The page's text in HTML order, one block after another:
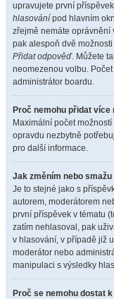
upravujete první
hlasování pod hlavním
zřejmě nemáte oprávnění
pak alespoň dvě
Přidat odpověď. Můžete
neomezenou volbu.
administrátor boardu.
Proč nemohu přidat
Maximální počet
opravdu nezbytně
pro další informace.
Jak změním nebo
Je to stejné jako s
autorem, moderátorem
první příspěvek v tématu
zatím nehlasoval, pak
v hlasování, v případě již
moderátor nebo
manipulaci s výsledky
Proč se nemohu dostat